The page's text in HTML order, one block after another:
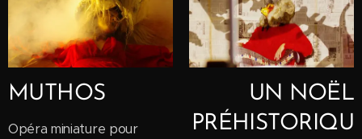
MUTHOS
Opéra miniature pour
UN NOËL
PRÉHISTORIQU